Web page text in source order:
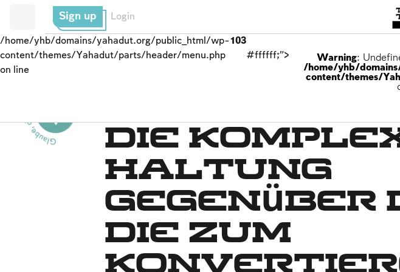
Sign up Login
/home/yhb/domains/yahadut.org/public_html/wp-
content/themes/Yahadut/parts/header/menu.php
on line
103
#ffffff;">
Warning:
/home/yhb/
content/themes/
Glaube, das Volk und das Land-- Die
Haltung
gegenüber
die zum